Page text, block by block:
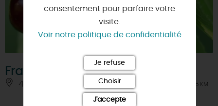
François Denis
45800 - SAINT-JEAN-DE-BRAYE À 5 KM
consentement pour parfaire votre
visite.
Voir notre politique de confidentialité
Je refuse
Choisir
J'accepte